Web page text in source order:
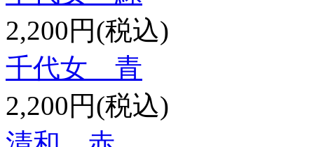
2,200円(税込)
千代女 青
2,200円(税込)